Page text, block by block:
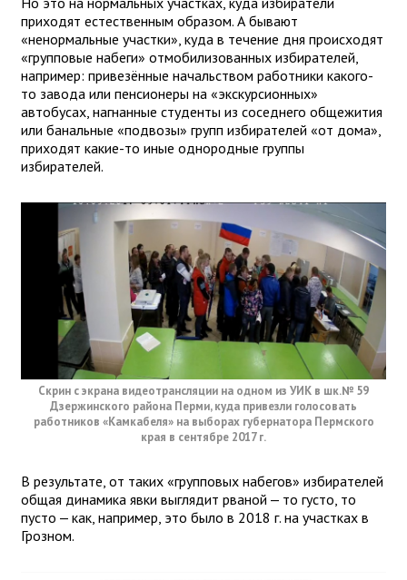
приходят естественным образом. А бывают
«ненормальные участки», куда в течение дня происходят
«групповые набеги» отмобилизованных избирателей,
например: привезённые начальством работники какого-
то завода или пенсионеры на «экскурсионных»
автобусах, нагнанные студенты из соседнего общежития
или банальные «подвозы» групп избирателей «от дома»,
приходят какие-то иные однородные группы
избирателей.
Скрин с экрана видеотрансляции на одном из УИК в шк.№ 59
Дзержинского района Перми, куда привезли голосовать
работников «Камкабеля» на выборах губернатора Пермского
края в сентябре 2017 г.
В результате, от таких «групповых набегов» избирателей
общая динамика явки выглядит рваной — то густо, то
пусто — как, например, это было в 2018 г. на участках в
Грозном.